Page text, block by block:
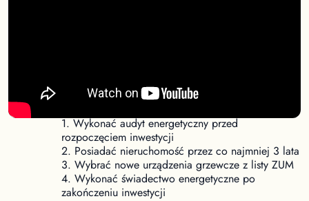
Powietrze. Aby uzyskać dofinansowanie należy:
1. Wykonać audyt energetyczny przed
rozpoczęciem inwestycji
2. Posiadać nieruchomość przez co najmniej 3 lata
3. Wybrać nowe urządzenia grzewcze z listy ZUM
4. Wykonać świadectwo energetyczne po
zakończeniu inwestycji